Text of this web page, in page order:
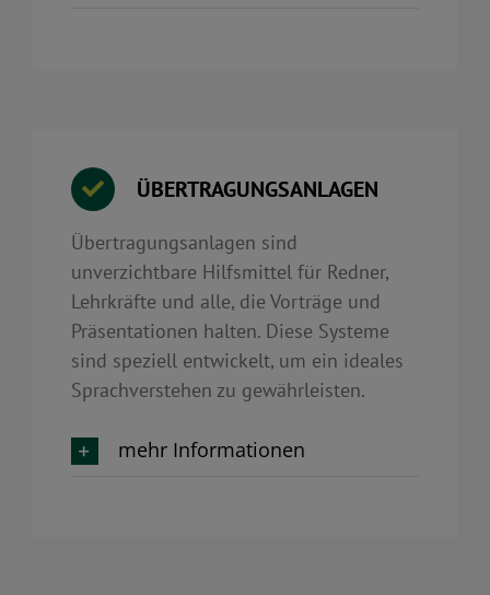
ÜBERTRAGUNGSANLAGEN
Übertragungsanlagen sind
unverzichtbare Hilfsmittel für Redner,
Lehrkräfte und alle, die Vorträge und
Präsentationen halten. Diese Systeme
sind speziell entwickelt, um ein ideales
Sprachverstehen zu gewährleisten.
mehr Informationen